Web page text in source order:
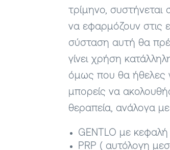
τρίμηνο, συστήνεται
να εφαρμόζουν στις
σύσταση αυτή θα
γίνει χρήση
όμως που θα ήθελες
μπορείς να
θεραπεία, ανάλογα
GENTLO με
PRP ( αυτόλογη